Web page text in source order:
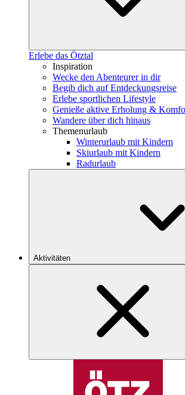
Erlebe das Ötztal
Inspiration
Wecke den Abenteurer in dir
Begib dich auf Entdeckungsreise
Erlebe sportlichen Lifestyle
Genieße aktive Erholung &
Wandere über dich hinaus
Themenurlaub
Winterurlaub mit Kindern
Skiurlaub mit Kindern
Radurlaub
Aktivitäten